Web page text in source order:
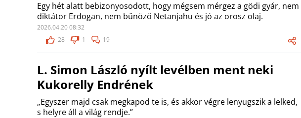
Egy hét alatt bebizonyosodott, hogy mégsem mérgez a gödi gyár, nem
diktátor Erdogan, nem bűnöző Netanjahu és jó az orosz olaj.
2026.04.20 08:32
28
1 19
L. Simon László nyílt levélben ment neki
Kukorelly Endrének
„Egyszer majd csak megkapod te is, és akkor végre lenyugszik a lelked,
s helyre áll a világ rendje.”